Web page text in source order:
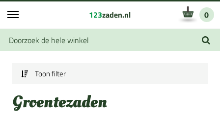
123zaden.nl 0
Toon filter
Groentezaden